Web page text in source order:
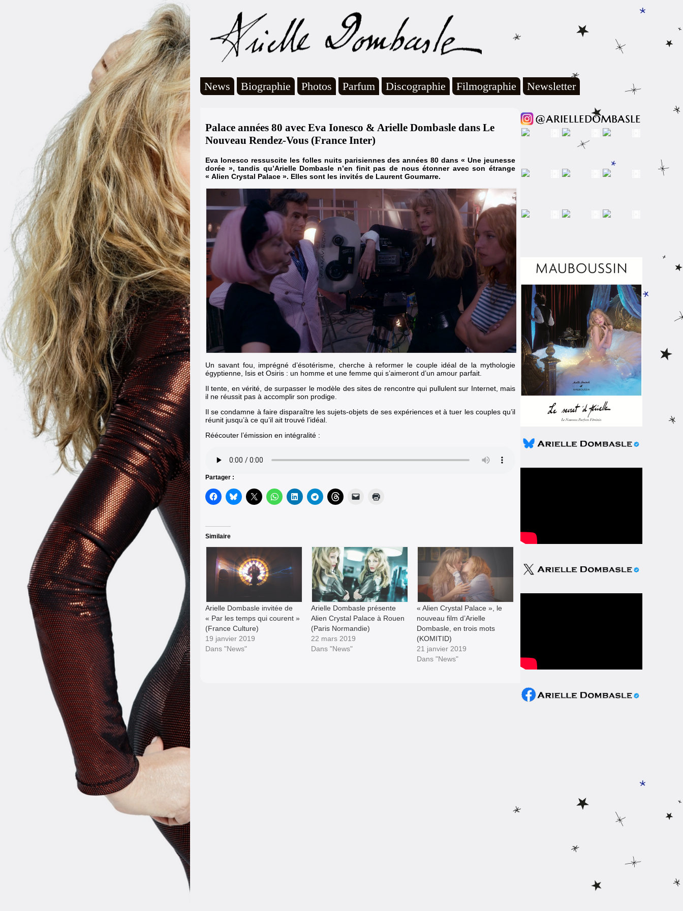
News Biographie Photos Parfum Discographie Filmographie Newsletter
Palace années 80 avec Eva Ionesco & Arielle Dombasle dans Le
Nouveau Rendez-Vous (France Inter)
Eva Ionesco ressuscite les folles nuits parisiennes des années 80 dans « Une jeunesse
dorée », tandis qu’Arielle Dombasle n’en finit pas de nous étonner avec son étrange
« Alien Crystal Palace ». Elles sont les invités de Laurent Goumarre.
Un savant fou, imprégné d’ésotérisme, cherche à reformer le couple idéal de la mythologie
égyptienne, Isis et Osiris : un homme et une femme qui s’aimeront d’un amour parfait.
Il tente, en vérité, de surpasser le modèle des sites de rencontre qui pullulent sur Internet, mais
il ne réussit pas à accomplir son prodige.
Il se condamne à faire disparaître les sujets-objets de ses expériences et à tuer les couples qu’il
réunit jusqu’à ce qu’il ait trouvé l’idéal.
Réécouter l’émission en intégralité :
Partager :
Similaire
Arielle Dombasle invitée de
« Par les temps qui courent »
(France Culture)
19 janvier 2019
Dans "News"
Arielle Dombasle présente
Alien Crystal Palace à Rouen
(Paris Normandie)
22 mars 2019
Dans "News"
« Alien Crystal Palace », le
nouveau film d’Arielle
Dombasle, en trois mots
(KOMITID)
21 janvier 2019
Dans "News"